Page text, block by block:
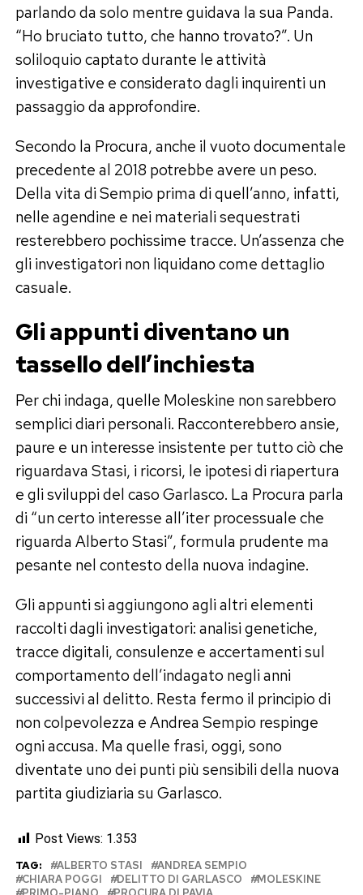
parlando da solo mentre guidava la sua Panda.
“Ho bruciato tutto, che hanno trovato?”. Un
soliloquio captato durante le attività
investigative e considerato dagli inquirenti un
passaggio da approfondire.
Secondo la Procura, anche il vuoto documentale
precedente al 2018 potrebbe avere un peso.
Della vita di Sempio prima di quell’anno, infatti,
nelle agendine e nei materiali sequestrati
resterebbero pochissime tracce. Un’assenza che
gli investigatori non liquidano come dettaglio
casuale.
Gli appunti diventano un
tassello dell’inchiesta
Per chi indaga, quelle Moleskine non sarebbero
semplici diari personali. Racconterebbero ansie,
paure e un interesse insistente per tutto ciò che
riguardava Stasi, i ricorsi, le ipotesi di riapertura
e gli sviluppi del caso Garlasco. La Procura parla
di “un certo interesse all’iter processuale che
riguarda Alberto Stasi”, formula prudente ma
pesante nel contesto della nuova indagine.
Gli appunti si aggiungono agli altri elementi
raccolti dagli investigatori: analisi genetiche,
tracce digitali, consulenze e accertamenti sul
comportamento dell’indagato negli anni
successivi al delitto. Resta fermo il principio di
non colpevolezza e Andrea Sempio respinge
ogni accusa. Ma quelle frasi, oggi, sono
diventate uno dei punti più sensibili della nuova
partita giudiziaria su Garlasco.
Post Views: 1.353
TAG: ALBERTO STASI
ANDREA SEMPIO
CHIARA POGGI
DELITTO DI GARLASCO
MOLESKINE